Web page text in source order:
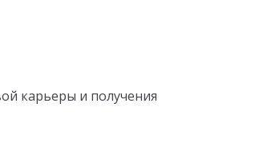
карьеры и получения